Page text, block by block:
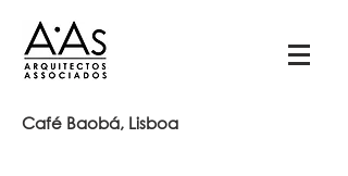
Café Baobá, Lisboa